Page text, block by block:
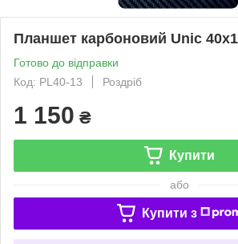
Планшет карбоновий Unic
Готово до відправки
Код: PL40-13
Роздріб
1 150 ₴
Купити
або
Купити з